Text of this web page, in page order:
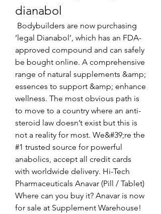
dianabol
‘legal Dianabol’, which has an FDA-
approved compound and can safely
be bought online. A comprehensive
range of natural supplements &amp;
essences to support &amp; enhance
wellness. The most obvious path is
to move to a country where an anti-
steroid law doesn’t exist but this is
not a reality for most. We&#39;re the
#1 trusted source for powerful
anabolics, accept all credit cards
with worldwide delivery. Hi-Tech
Pharmaceuticals Anavar (Pill / Tablet)
Where can you buy it? Anavar is now
for sale at Supplement Warehouse!